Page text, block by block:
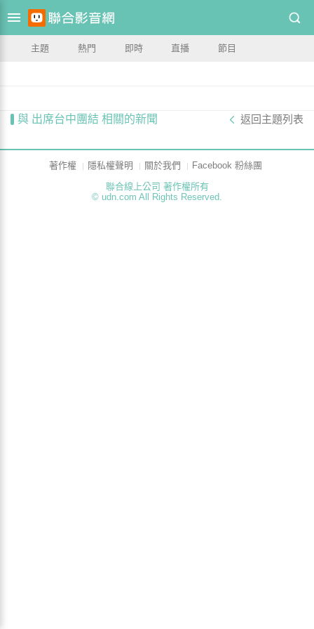
主題 熱門 即時 直播 節目
與 出席台中團結 相關的新聞 返回主題列表
著作權 隱私權聲明 關於我們
Facebook 粉絲團
聯合線上公司 著作權所有
© udn.com All Rights Reserved.